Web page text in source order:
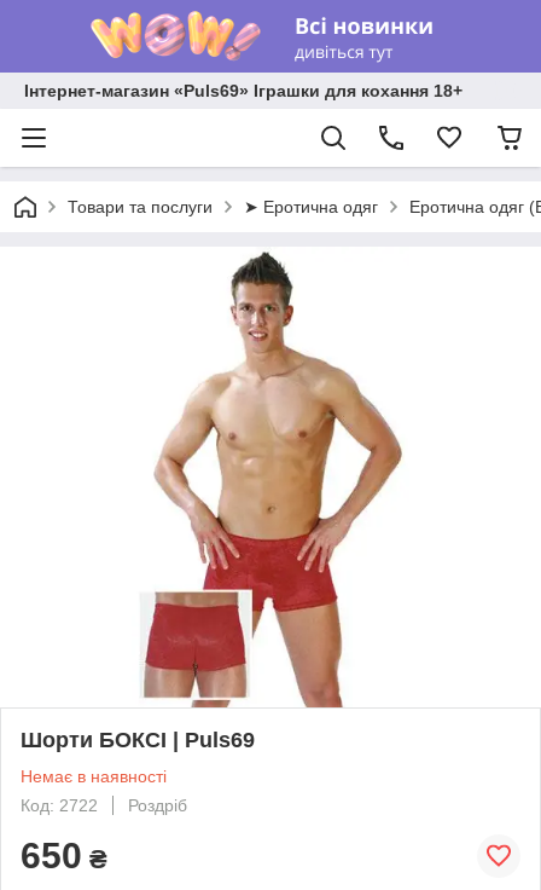
Інтернет-магазин «Puls69» Іграшки для кохання 18+
Товари та послуги ➤ Еротична одяг Еротична одяг
Шорти БОКСІ | Puls69
Немає в наявності
Код: 2722
Роздріб
650 ₴